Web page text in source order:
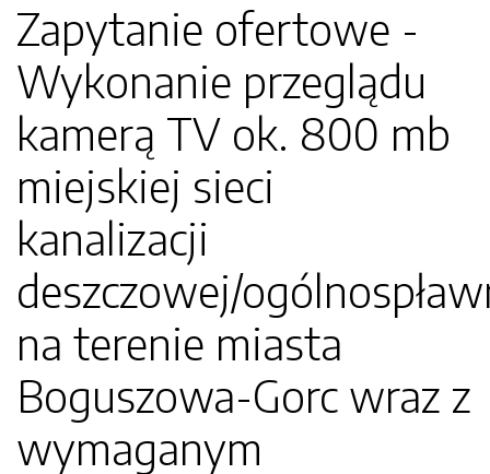
Zapytanie ofertowe -
Wykonanie przeglądu
kamerą TV ok. 800 mb
miejskiej sieci
kanalizacji
deszczowej/
na terenie miasta
Boguszowa-Gorc wraz z
wymaganym